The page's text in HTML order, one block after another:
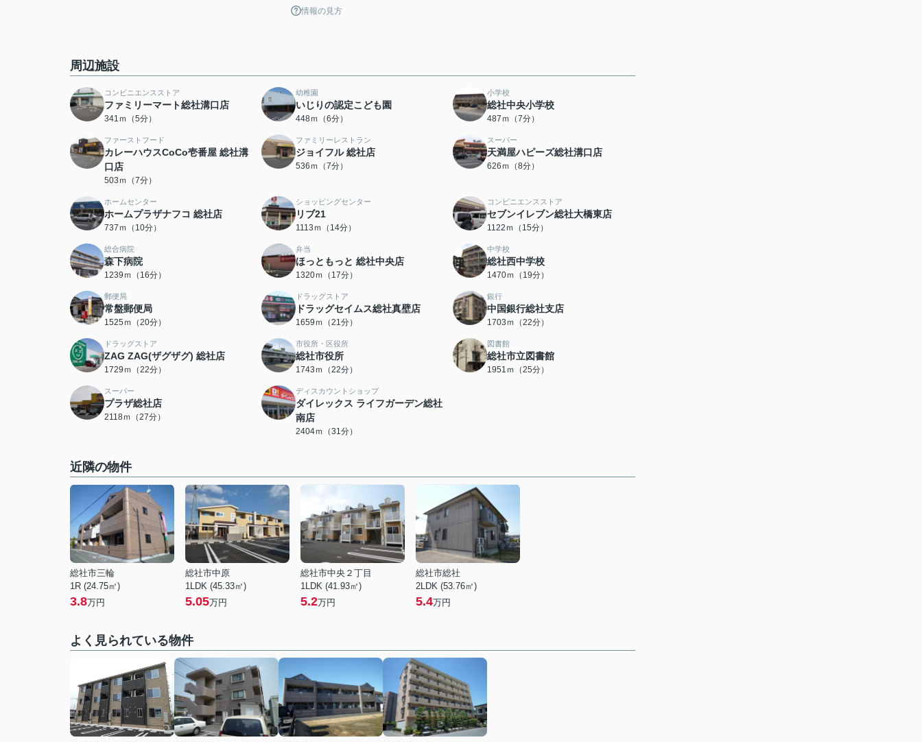
情報の見方
周辺施設
コンビニエンスストア
ファミリーマート総社溝口店
341ｍ（5分）
幼稚園
いじりの認定こども園
448ｍ（6分）
小学校
総社中央小学校
487ｍ（7分）
ファーストフード
カレーハウスCoCo壱番屋 総社溝
口店
503ｍ（7分）
ファミリーレストラン
ジョイフル 総社店
536ｍ（7分）
スーパー
天満屋ハピーズ総社溝口店
626ｍ（8分）
ホームセンター
ホームプラザナフコ 総社店
737ｍ（10分）
ショッピングセンター
リブ21
1113ｍ（14分）
コンビニエンスストア
セブンイレブン総社大橋東店
1122ｍ（15分）
総合病院
森下病院
1239ｍ（16分）
弁当
ほっともっと 総社中央店
1320ｍ（17分）
中学校
総社西中学校
1470ｍ（19分）
郵便局
常盤郵便局
1525ｍ（20分）
ドラッグストア
ドラッグセイムス総社真壁店
1659ｍ（21分）
銀行
中国銀行総社支店
1703ｍ（22分）
ドラッグストア
ZAG ZAG(ザグザグ) 総社店
1729ｍ（22分）
市役所・区役所
総社市役所
1743ｍ（22分）
図書館
総社市立図書館
1951ｍ（25分）
スーパー
プラザ総社店
2118ｍ（27分）
ディスカウントショップ
ダイレックス ライフガーデン総社
南店
2404ｍ（31分）
近隣の物件
総社市三輪
1R (24.75㎡)
3.8万円
総社市中原
1LDK (45.33㎡)
5.05万円
総社市中央２丁目
1LDK (41.93㎡)
5.2万円
総社市総社
2LDK (53.76㎡)
5.4万円
よく見られている物件